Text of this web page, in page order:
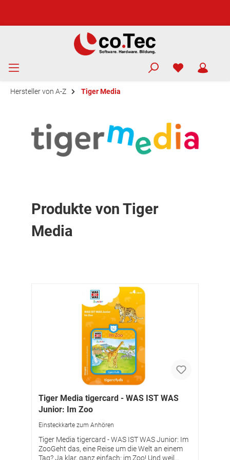
Hersteller von A-Z Tiger Media
Produkte von Tiger
Media
Tiger Media tigercard - WAS IST WAS
Junior: Im Zoo
Einsteckkarte zum Anhören
Tiger Media tigercard - WAS IST WAS Junior: Im
ZooGeht das, eine Reise um die Welt an einem
Tag? Ja klar, ganz einfach: im Zoo! Und weil